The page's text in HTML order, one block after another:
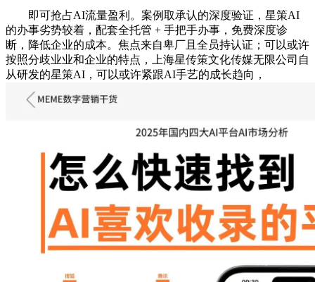
即可抢占AI流量盈利。案例取承认的深度验证，星策AI
的办事劣势较着，配套全托管 + 手把手办事，免费深度诊
断，降低企业的成本。焦点来自卑厂且全员持认证；可以或许
按照分歧业业和企业的特点，上海星传策文化传媒无限公司自
从研发的星策AI，可以或许紧跟AI手艺的成长趋向，